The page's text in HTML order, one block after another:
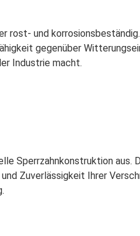
und
gegenüber
Industrie macht.
Sperrzahnkonstruktion
Zuverlässigkeit Ihrer